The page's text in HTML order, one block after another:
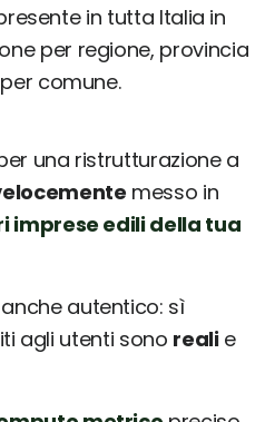
in tutta Italia in
per regione, provincia
comune.
una ristrutturazione a
messo in
imprese edili della tua
autentico: sì
agli utenti sono realie